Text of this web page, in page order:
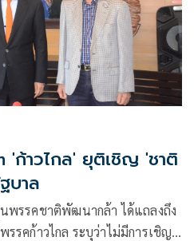
ก้าวไกล' ยุติเชิญ 'ชาติ
บาล
รรคชาติพัฒนากล้า ได้แถลงถึง
รคก้าวไกล ระบุว่าไม่มีการเชิญ